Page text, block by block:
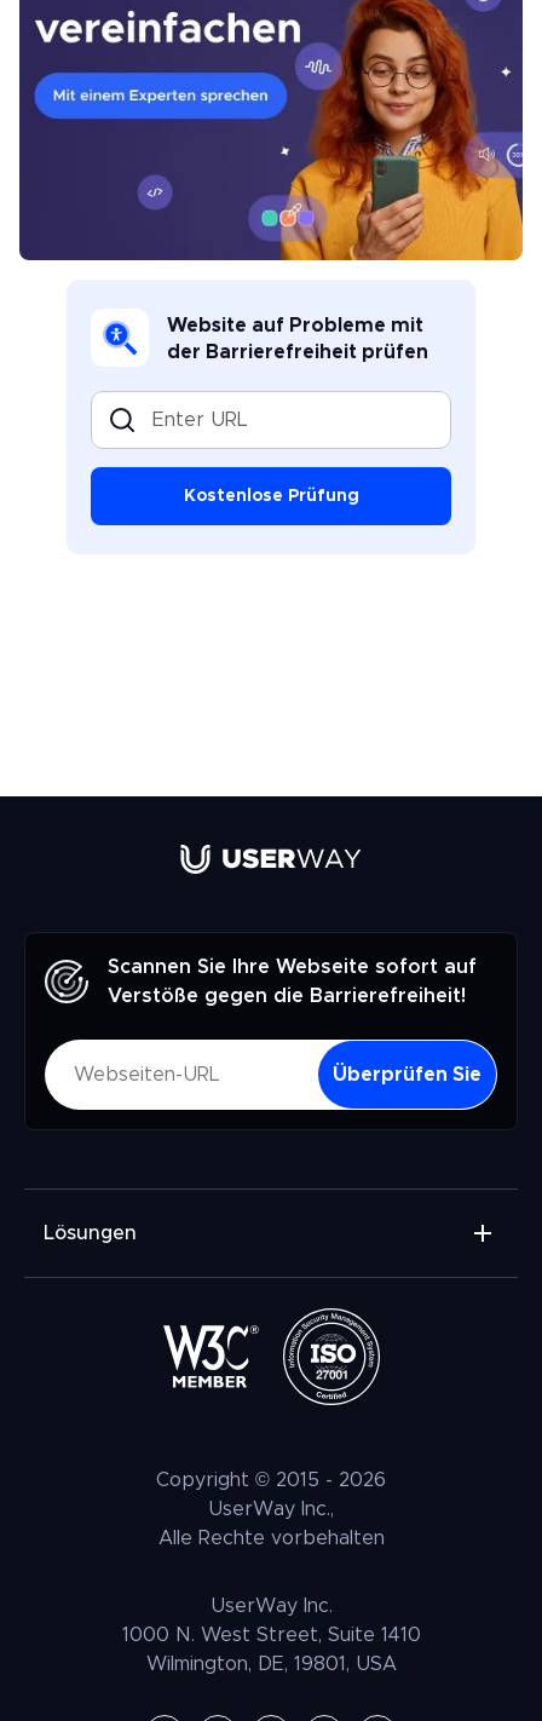
Website auf Probleme mit
der Barrierefreiheit prüfen
Enter URL
Kostenlose Prüfung
Scannen Sie Ihre Webseite sofort auf
Verstöße gegen die Barrierefreiheit!
Überprüfen Sie
Lösungen
Kontrastprüfer für Webseiten
Copyright © 2015 - 2026
UserWay Inc.,
Alle Rechte vorbehalten
UserWay Inc.
1000 N. West Street, Suite 1410
Wilmington, DE, 19801, USA